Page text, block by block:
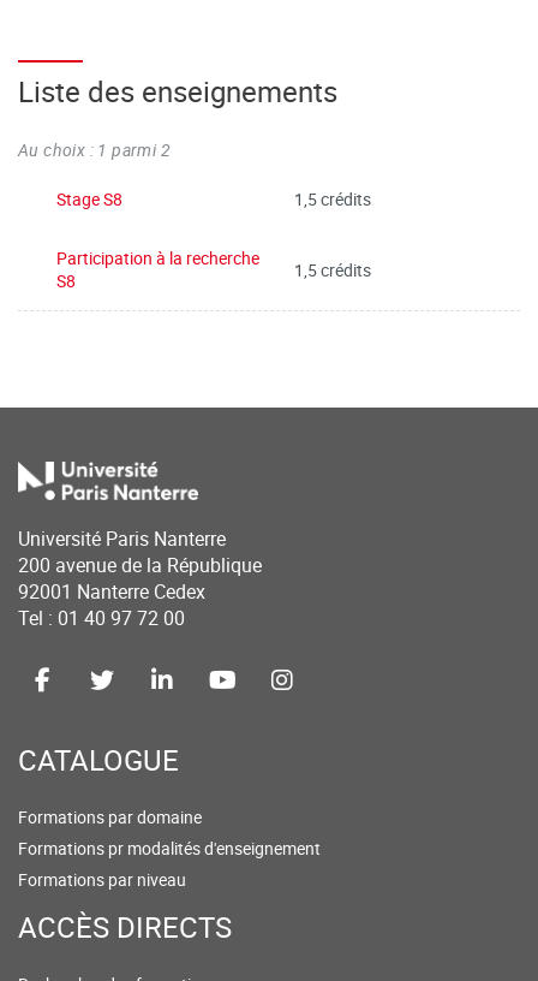
Liste des enseignements
Au choix : 1 parmi 2
Stage S8 1,5 crédits
Participation à la recherche
S8
1,5 crédits
Université Paris Nanterre
200 avenue de la République
92001 Nanterre Cedex
Tel : 01 40 97 72 00
CATALOGUE
Formations par domaine
Formations pr modalités d'enseignement
Formations par niveau
ACCÈS DIRECTS